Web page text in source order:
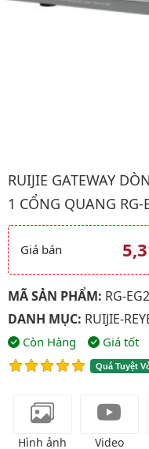
Hình ảnh đại diện của sản
RUIJIE GATEWAY
1 CỔNG QUANG RG-
Giá và
Giá bán
MÃ SẢN PHẨM: RG-
DANH MỤC: RUIJIE-
Còn Hàng Giá tốt
Quá Tuyệt
Hình ảnh Video